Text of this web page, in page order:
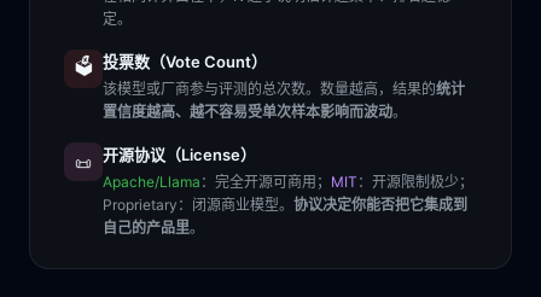
定。
🗳️ 投票数（Vote Count）
该模型或厂商参与评测的总次数。数量越高，结果的统计
置信度越高、越不容易受单次样本影响而波动。
📜 开源协议（License）
Apache/Llama ：完全开源可商用； MIT ：开源限制极少；
Proprietary ：闭源商业模型。 协议决定你能否把它集成到
自己的产品里。